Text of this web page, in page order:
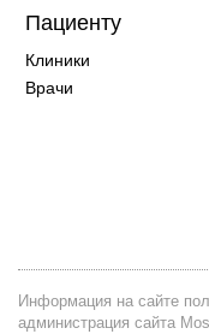
Пациенту
Клиники
Врачи
Информация на сайте
администрация сайта